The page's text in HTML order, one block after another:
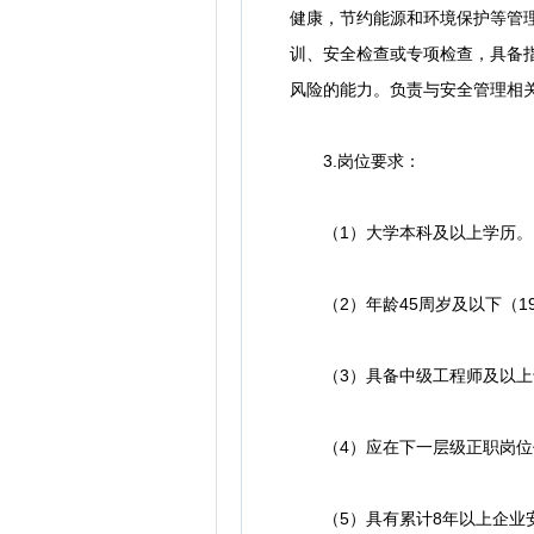
健康，节约能源和环境保护等管
训、安全检查或专项检查，具备
风险的能力。负责与安全管理相
3.岗位要求：
（1）大学本科及以上学历。
（2）年龄45周岁及以下（
（3）具备中级工程师及以上
（4）应在下一层级正职岗位
（5）具有累计8年以上企业